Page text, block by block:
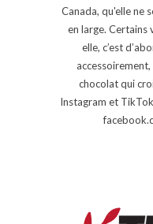
Canada, qu'elle ne
en large. Certains
elle, c’est
chocolat qui
Instagram et